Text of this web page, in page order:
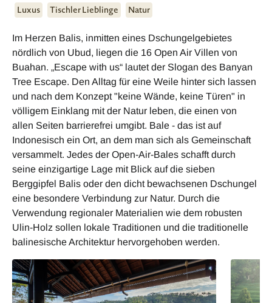
Luxus Tischler Lieblinge Natur
Im Herzen Balis, inmitten eines Dschungelgebietes
nördlich von Ubud, liegen die 16 Open Air Villen von
Buahan. „Escape with us“ lautet der Slogan des Banyan
Tree Escape. Den Alltag für eine Weile hinter sich lassen
und nach dem Konzept "keine Wände, keine Türen" in
völligem Einklang mit der Natur leben, die einen von
allen Seiten barrierefrei umgibt. Bale - das ist auf
Indonesisch ein Ort, an dem man sich als Gemeinschaft
versammelt. Jedes der Open-Air-Bales schafft durch
seine einzigartige Lage mit Blick auf die sieben
Berggipfel Balis oder den dicht bewachsenen Dschungel
eine besondere Verbindung zur Natur. Durch die
Verwendung regionaler Materialien wie dem robusten
Ulin-Holz sollen lokale Traditionen und die traditionelle
balinesische Architektur hervorgehoben werden.